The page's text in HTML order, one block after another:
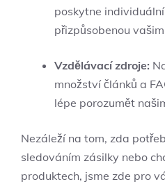
poskytne
přizpůsobenou
Vzdělávací zdroje:
množství článků a
lépe porozumět
Nezáleží na tom, zda
sledováním zásilky nebo
produktech, jsme zde pro